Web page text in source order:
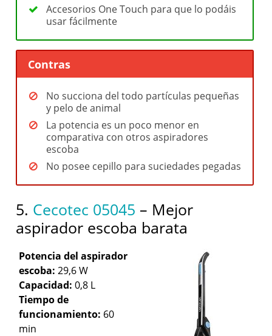
Accesorios One Touch para que lo podáis
usar fácilmente
Contras
No succiona del todo partículas pequeñas
y pelo de animal
La potencia es un poco menor en
comparativa con otros aspiradores
escoba
No posee cepillo para suciedades pegadas
5. Cecotec 05045 – Mejor
aspirador escoba barata
Potencia del aspirador
escoba:29,6 W
Capacidad:0,8 L
Tiempo de
funcionamiento: 60
min